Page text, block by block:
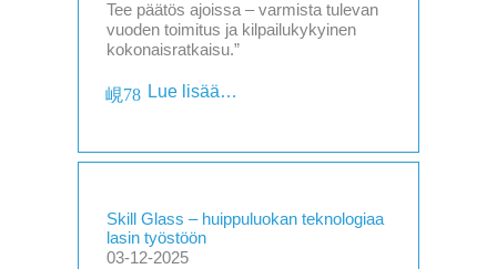
Tee päätös ajoissa – varmista tulevan
vuoden toimitus ja kilpailukykyinen
kokonaisratkaisu.”
Lue lisää…
Skill Glass – huippuluokan teknologiaa
lasin työstöön
03-12-2025